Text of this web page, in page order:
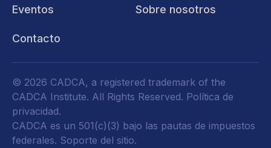
Eventos Sobre nosotros
Contacto
© 2026 CADCA, a registered trademark of the
CADCA Institute. All Rights Reserved. Política de
privacidad.
CADCA es un 501(c)(3) bajo las pautas de impuestos
federales. Soporte del sitio.